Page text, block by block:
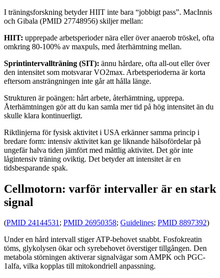
I träningsforskning betyder HIIT inte bara “jobbigt pass”. MacInnis
och Gibala (PMID 27748956) skiljer mellan:
HIIT: upprepade arbetsperioder nära eller över anaerob tröskel, ofta
omkring 80-100% av maxpuls, med återhämtning mellan.
Sprintintervallträning (SIT): ännu hårdare, ofta all-out eller över
den intensitet som motsvarar VO2max. Arbetsperioderna är korta
eftersom ansträngningen inte går att hålla länge.
Strukturen är poängen: hårt arbete, återhämtning, upprepa.
Återhämtningen gör att du kan samla mer tid på hög intensitet än du
skulle klara kontinuerligt.
Riktlinjerna för fysisk aktivitet i USA erkänner samma princip i
bredare form: intensiv aktivitet kan ge liknande hälsofördelar på
ungefär halva tiden jämfört med måttlig aktivitet. Det gör inte
lågintensiv träning oviktig. Det betyder att intensitet är en
tidsbesparande spak.
Cellmotorn: varför intervaller är en stark
signal
(PMID 24144531; PMID 26950358; Guidelines; PMID 8897392)
Under en hård intervall stiger ATP-behovet snabbt. Fosfokreatin
töms, glykolysen ökar och syrebehovet överstiger tillgången. Den
metabola störningen aktiverar signalvägar som AMPK och PGC-
1alfa, vilka kopplas till mitokondriell anpassning.